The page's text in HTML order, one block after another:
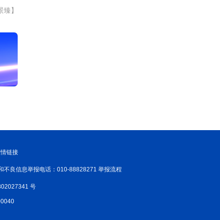
】
链接
不良信息举报电话：010-88828271 举报流程
号